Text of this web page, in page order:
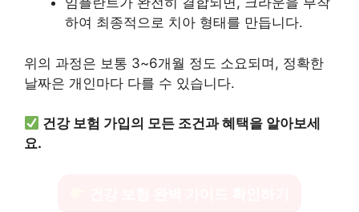
하여 최종적으로 치아 형태를 만듭니다.
위의 과정은 보통 3~6개월 정도 소요되며, 정확한
날짜은 개인마다 다를 수 있습니다.
건강 보험 가입의 모든 조건과 혜택을 알아보세
요.